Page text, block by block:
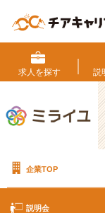
求人を探す 説
企業TOP
説明会